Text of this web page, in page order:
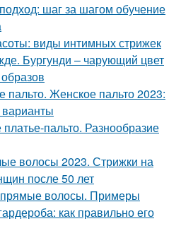
шаг за шагом обучение
виды интимных стрижек
Бургунди – чарующий цвет
пальто. Женское пальто 2023:
пальто. Разнообразие
волосы 2023. Стрижки на
после 50 лет
волосы. Примеры
как правильно его